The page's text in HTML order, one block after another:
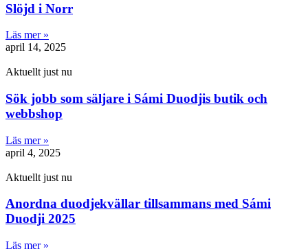
Slöjd i Norr
Läs mer »
april 14, 2025
Aktuellt just nu
Sök jobb som säljare i Sámi Duodjis butik och
webbshop
Läs mer »
april 4, 2025
Aktuellt just nu
Anordna duodjekvällar tillsammans med Sámi
Duodji 2025
Läs mer »